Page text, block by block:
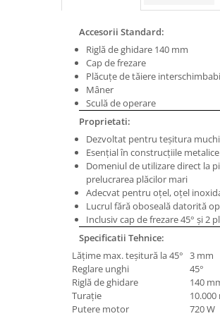
Masini de gaurit cu coloana si cap
Masini de gaurit cu coloana si
curea de distributie
Masini de gaurit cu masa
Masini de gaurit cu stand si
Masini de gaurit radiale
Masini de gaurit si frezat
Masini de gaurit cu freza
Masini de frezat universale
Centre de prelucrare verticale CNC
Masini de frezat cu batiu
Masini de frezat multifunctionale
Masini de frezat universale SERVO
Masini de frezat verticale
Masini de slefuit metal
Accesorii Standard:
Riglă de ghidare 140 mm
Cap de frezare
Plăcuţe de tăiere
Mâner
Sculă de operare
Proprietati:
Dezvoltat pentru teşitura
Esenţial în construcţiile
Domeniul de utilizare direct la
prelucrarea plăcilor mari
Adecvat pentru oţel, oţel
Lucrul fără oboseală datorită
Inclusiv cap de frezare 45° şi 2
Specificatii Tehnice:
Lăţime max. teşitură la 45° 3 mm
Reglare unghi
45°
Riglă de ghidare
140
Turaţie
Putere motor
720 W